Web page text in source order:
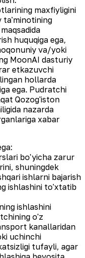
maxfiyligini
ta'minotining
huquqiga ega,
va/yoki
MoonAI dasturiy
etkazuvchi
hollarda
ega. Pudratchi
Qozog'iston
nazarda
xabar
bo'yicha zarur
shuningdek
ishlarni bajarish
ishlashini to'xtatib
ishlashini
o'z
kanallaridan
uchinchi
tufayli, agar